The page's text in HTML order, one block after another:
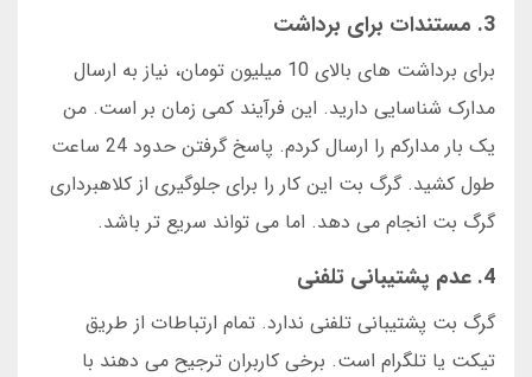
3. مستندات برای برداشت
برای برداشت های بالای 10 میلیون تومان، نیاز به ارسال
مدارک شناسایی دارید. این فرآیند کمی زمان بر است. من
یک بار مدارکم را ارسال کردم. پاسخ گرفتن حدود 24 ساعت
طول کشید. گرگ بت این کار را برای جلوگیری از کلاهبرداری
گرگ بت انجام می دهد. اما می تواند سریع تر باشد.
4. عدم پشتیبانی تلفنی
گرگ بت پشتیبانی تلفنی ندارد. تمام ارتباطات از طریق
تیکت یا تلگرام است. برخی کاربران ترجیح می دهند با